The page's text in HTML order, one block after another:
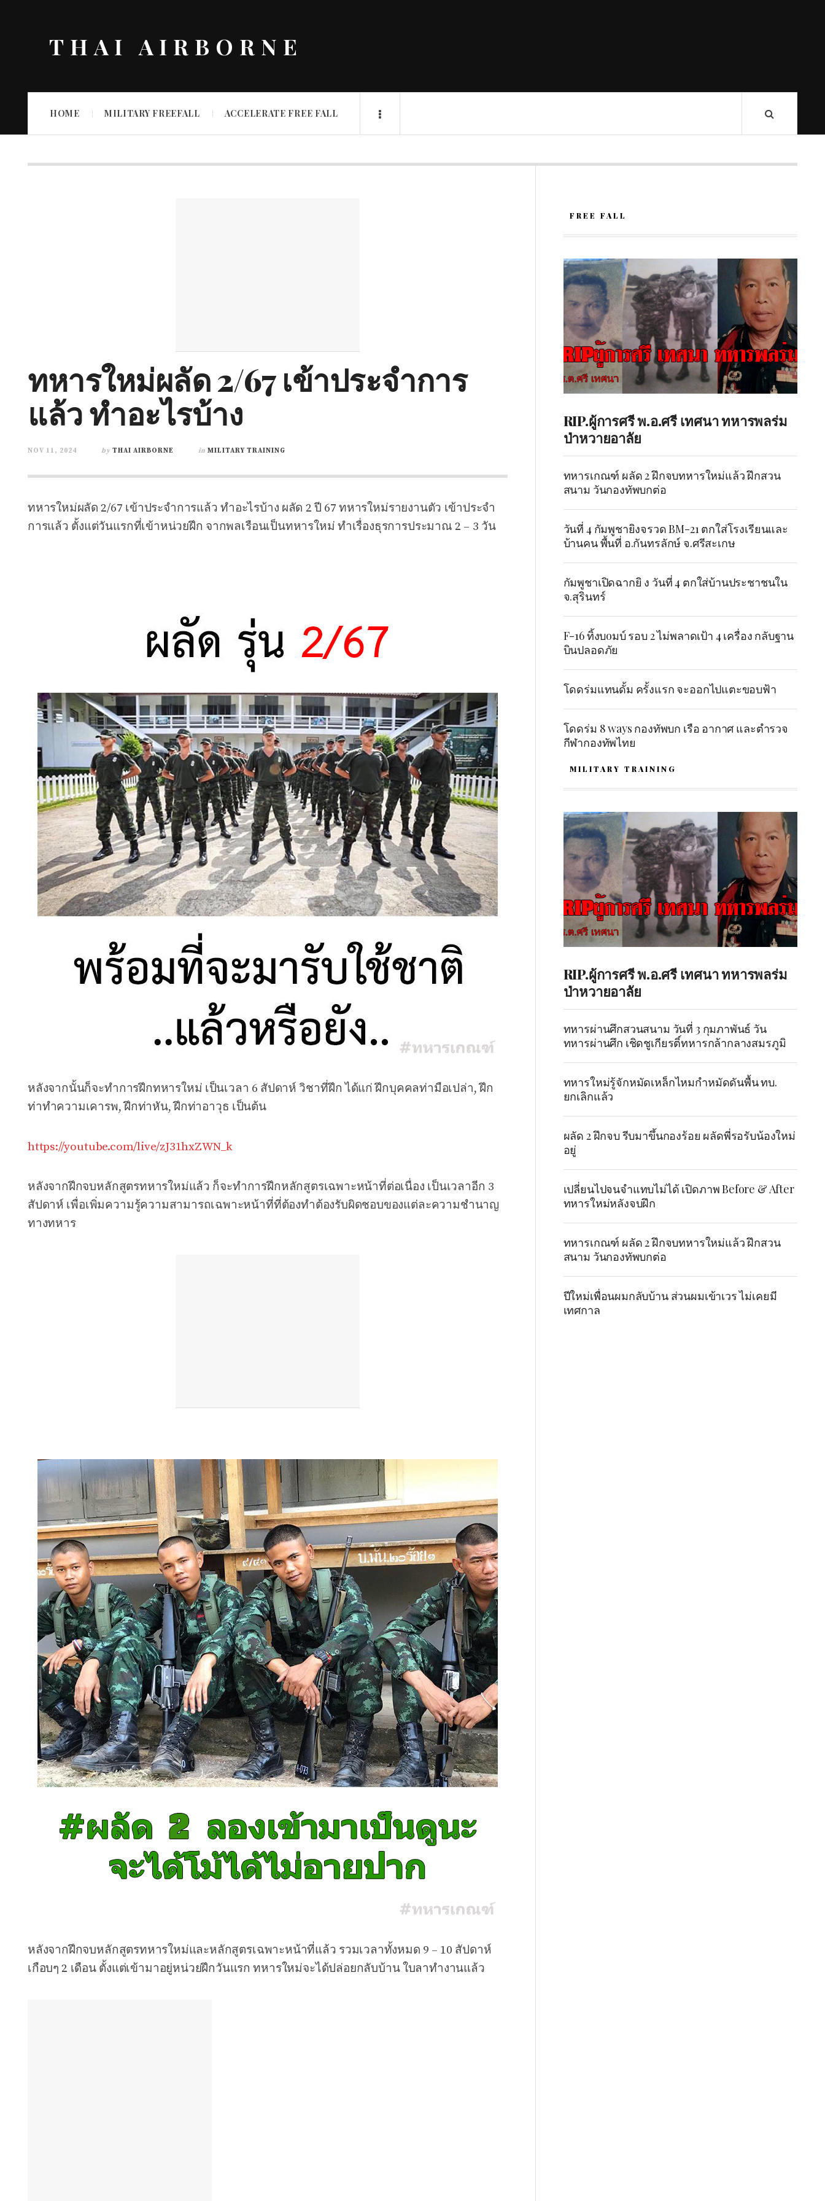
THAI AIRBORNE
HOME MILITARY FREEFALL ACCELERATE FREE FALL
ทหารใหม่ผลัด 2/67 เข้าประจำการ
แล้ว ทำอะไรบ้าง
NOV 11, 2024 by THAI AIRBORNE in MILITARY TRAINING
ทหารใหม่ผลัด 2/67 เข้าประจำการแล้ว ทำอะไรบ้าง ผลัด 2 ปี 67 ทหารใหม่รายงานตัว เข้าประจำ
การแล้ว ตั้งแต่วันแรกที่เข้าหน่วยฝึก จากพลเรือนเป็นทหารใหม่ ทำเรื่องธุรการประมาณ 2 – 3 วัน
หลังจากนั้นก็จะทำการฝึกทหารใหม่ เป็นเวลา 6 สัปดาห์ วิชาที่ฝึก ได้แก่ ฝึกบุคคลท่ามือเปล่า, ฝึก
ท่าทำความเคารพ, ฝึกท่าหัน, ฝึกท่าอาวุธ เป็นต้น
https://youtube.com/live/zJ31hxZWN_k
หลังจากฝึกจบหลักสูตรทหารใหม่แล้ว ก็จะทำการฝึกหลักสูตรเฉพาะหน้าที่ต่อเนื่อง เป็นเวลาอีก 3
สัปดาห์ เพื่อเพิ่มความรู้ความสามารถเฉพาะหน้าที่ที่ต้องทำต้องรับผิดชอบของแต่ละความชำนาญ
ทางทหาร
หลังจากฝึกจบหลักสูตรทหารใหม่และหลักสูตรเฉพาะหน้าที่แล้ว รวมเวลาทั้งหมด 9 – 10 สัปดาห์
เกือบๆ 2 เดือน ตั้งแต่เข้ามาอยู่หน่วยฝึกวันแรก ทหารใหม่จะได้ปล่อยกลับบ้าน ใบลาทำงานแล้ว
FREE FALL
RIP.ผู้การศรี พ.อ.ศรี เทศนา ทหารพลร่ม
ป่าหวายอาลัย
ทหารเกณฑ์ ผลัด 2 ฝึกจบทหารใหม่แล้ว ฝึกสวน
สนาม วันกองทัพบกต่อ
วันที่ 4 กัมพูชายิงจรวด BM-21 ตกใส่โรงเรียนและ
บ้านคน พื้นที่ อ.กันทรลักษ์ จ.ศรีสะเกษ
กัมพูชาเปิดฉากยิ ง วันที่ 4 ตกใส่บ้านประชาชนใน
จ.สุรินทร์
F-16 ทิ้งบoมบ์ รอบ 2 ไม่พลาดเป้า 4 เครื่อง กลับฐาน
บินปลอดภัย
โดดร่มแทนดั้ม ครั้งแรก จะออกไปแตะขอบฟ้า
โดดร่ม 8 ways กองทัพบก เรือ อากาศ และตำรวจ
กีฬากองทัพไทย
MILITARY TRAINING
RIP.ผู้การศรี พ.อ.ศรี เทศนา ทหารพลร่ม
ป่าหวายอาลัย
ทหารผ่านศึกสวนสนาม วันที่ 3 กุมภาพันธ์ วัน
ทหารผ่านศึก เชิดชูเกียรติ์ทหารกล้ากลางสมรภูมิ
ทหารใหม่รู้จักหมัดเหล็กไหมกำหมัดดันพื้น ทบ.
ยกเลิกแล้ว
ผลัด 2 ฝึกจบ รีบมาขึ้นกองร้อย ผลัดพี่รอรับน้องใหม่
อยู่
เปลี่ยนไปจนจำแทบไม่ได้ เปิดภาพ Before & After
ทหารใหม่หลังจบฝึก
ทหารเกณฑ์ ผลัด 2 ฝึกจบทหารใหม่แล้ว ฝึกสวน
สนาม วันกองทัพบกต่อ
ปีใหม่เพื่อนผมกลับบ้าน ส่วนผมเข้าเวร ไม่เคยมี
เทศกาล